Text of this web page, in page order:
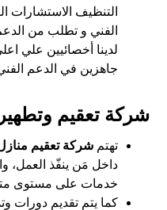
التنظيف الاستشارات
الفني و تطلب من
لدينا أخصائيين علي
جاهزين في الدعم
شركة تعقيم
تهتمشركة تعقيم
داخل مَن ينفّذ العمل،
خدمات على مستوى
كما يتم تقديم دورات